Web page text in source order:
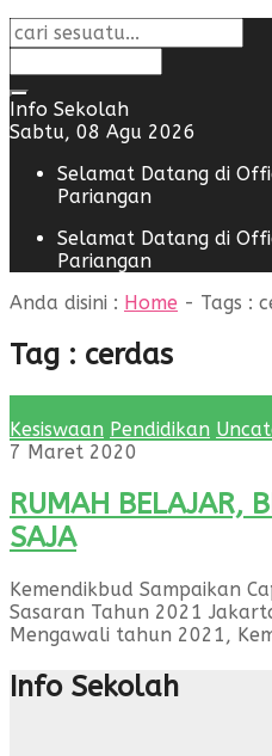
Info Sekolah
Sabtu, 08 Agu 2026
Selamat Datang di
Pariangan
Selamat Datang di
Pariangan
Anda disini : Home - Tags :
Tag : cerdas
Kesiswaan Pendidikan
7 Maret 2020
RUMAH BELAJAR,
SAJA
Kemendikbud Sampaikan
Sasaran Tahun 2021
Mengawali tahun 2021,
Info Sekolah